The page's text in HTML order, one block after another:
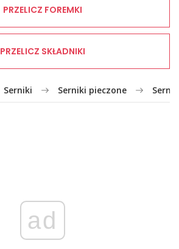
PRZELICZ FOREMKI
PRZELICZ SKŁADNIKI
Serniki Serniki pieczone
ad